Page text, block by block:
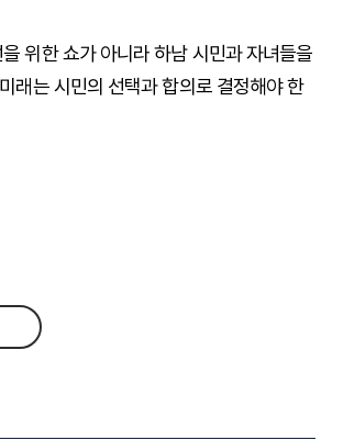
위한 쇼가 아니라 하남 시민과 자녀들을
래는 시민의 선택과 합의로 결정해야 한